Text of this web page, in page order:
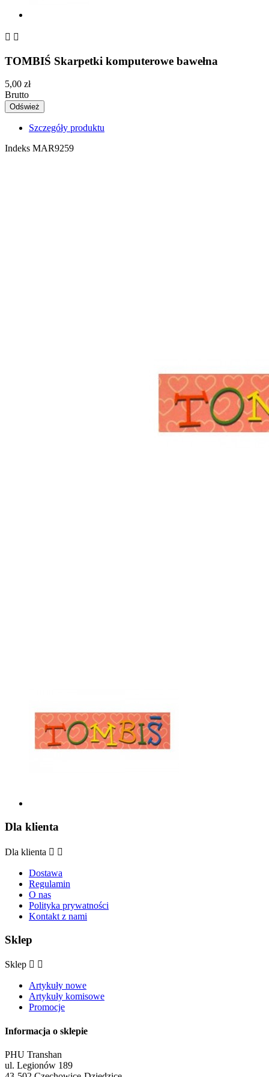
 
TOMBIŚ Skarpetki komputerowe bawełna
5,00 zł
Brutto
Szczegóły produktu
Indeks MAR9259
Dla klienta
Dla klienta  
Dostawa
Regulamin
O nas
Polityka prywatności
Kontakt z nami
Sklep
Sklep  
Artykuły nowe
Artykuły komisowe
Promocje
Informacja o sklepie
PHU Transhan
ul. Legionów 189